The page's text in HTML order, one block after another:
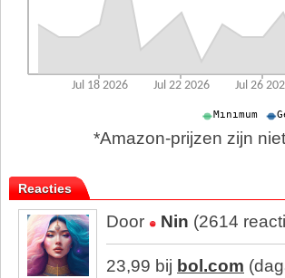
*Amazon-prijzen zijn
Reacties
Door Nin (2614
23,99 bij bol.com